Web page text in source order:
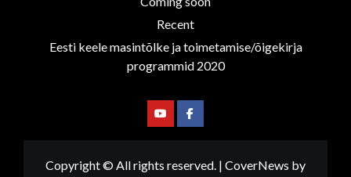
Recent
Eesti keele masintõlke ja toimetamise/õigekirja
programmid 2020
YoutubeFacebook
Copyright © All rights reserved. | CoverNews by